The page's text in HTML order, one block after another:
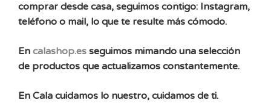
comprar desde casa, seguimos contigo: Instagram,
teléfono o mail, lo que te resulte más cómodo.
En calashop.es seguimos mimando una selección
de productos que actualizamos constantemente.
En Cala cuidamos lo nuestro, cuidamos de ti.